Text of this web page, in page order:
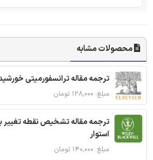
محصولات مشابه
ترجمه مقاله ترانسفورمیتی
مبلغ: ۱۲۸,۰۰۰ تومان
ترجمه مقاله تشخیص نقطه تغییر
استوار
مبلغ: ۱۴۰,۰۰۰ تومان